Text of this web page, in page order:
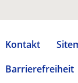
Kontakt
Barrierefreiheit